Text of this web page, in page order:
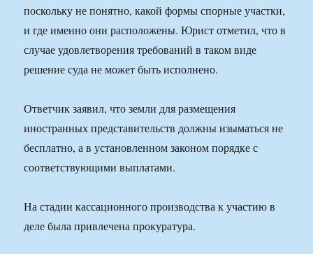
поскольку не понятно, какой формы спорные участки,
и где именно они расположены. Юрист отметил, что в
случае удовлетворения требований в таком виде
решение суда не может быть исполнено.
Ответчик заявил, что земли для размещения
иностранных представительств должны изыматься не
бесплатно, а в установленном законом порядке с
соответствующими выплатами.
На стадии кассационного производства к участию в
деле была привлечена прокуратура.